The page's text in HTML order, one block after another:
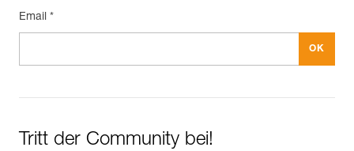
Email *
Tritt der Community bei!